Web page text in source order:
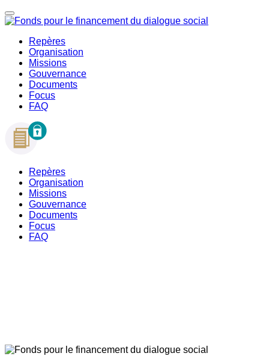
Repères
Organisation
Missions
Gouvernance
Documents
Focus
FAQ
Repères
Organisation
Missions
Gouvernance
Documents
Focus
FAQ